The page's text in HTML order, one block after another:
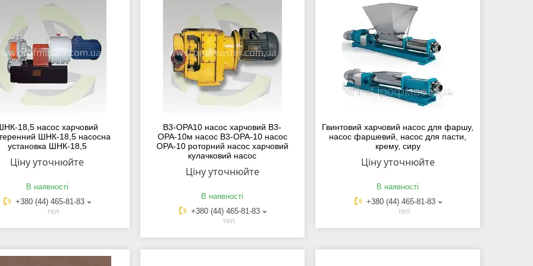
18,5 насос харчовий
ШНК-18,5 насосна
установка ШНК-18,5
Ціну уточнюйте
В наявності
+380 (44) 465-81-83
тел
В3-ОРА10 насос харчовий В3-
ОРА-10м насос В3-ОРА-10 насос
ОРА-10 роторний насос харчовий
кулачковий насос
Ціну уточнюйте
В наявності
+380 (44) 465-81-83
тел
Гвинтовий харчовий насос для фаршу,
насос фаршевий, насос для пасти,
крему, сиру
Ціну уточнюйте
В наявності
+380 (44) 465-81-83
тел